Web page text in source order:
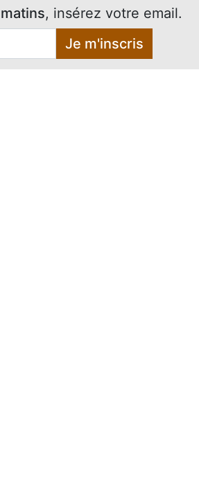
, insérez votre email.
Je m'inscris